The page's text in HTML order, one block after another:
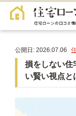
公開日: 2026.07.06
損をしない住
い賢い視点と